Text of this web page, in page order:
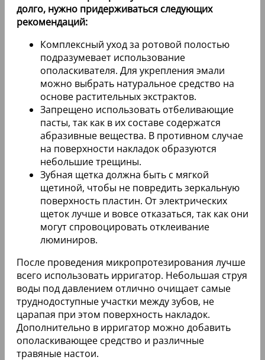
Хотя накладки DUO-PCH являются шаблонными,
они обладают таким же качеством и сроком
службы, как и изделия Cerinate. Эти люминиры
для микропротезирования всегда доступны в
клиниках, которые являются официальными
представителями производителя.
Это позволяет значительно сократить время
получения желаемой улыбки, так как отпадает
необходимость в отправке слепков челюсти
пациента в США.
Некоторым стоматологическим клиникам
удалось заключить соглашение с компанией
Cerinate, что позволило зафиксировать цену на
люминиры и существенно снизить общую
стоимость микропротезирования. На
сегодняшний день минимальная цена одной
накладки составляет около 25 000 рублей.
Рекомендации по выбору
Люминиры на зубы (цена микропротезирования
является более чем доступной, если учитывать